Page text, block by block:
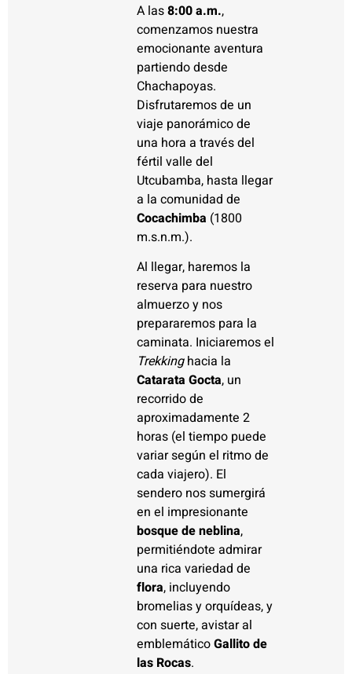
A las8:00 a.m.,
comenzamos nuestra
emocionante aventura
partiendo desde
Chachapoyas.
Disfrutaremos de un
viaje panorámico de
una hora a través del
fértil valle del
Utcubamba, hasta llegar
a la comunidad de
Cocachimba (1800
m.s.n.m.).
Al llegar, haremos la
reserva para nuestro
almuerzo y nos
prepararemos para la
caminata. Iniciaremos el
Trekkinghacia la
Catarata Gocta, un
recorrido de
aproximadamente 2
horas (el tiempo puede
variar según el ritmo de
cada viajero). El
sendero nos sumergirá
en el impresionante
bosque de neblina,
permitiéndote admirar
una rica variedad de
flora, incluyendo
bromelias y orquídeas, y
con suerte, avistar al
emblemáticoGallito de
las Rocas.